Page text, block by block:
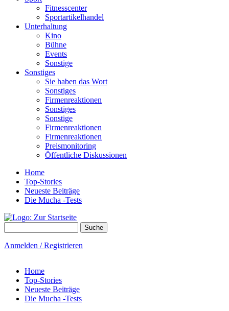
Fitnesscenter
Sportartikelhandel
Unterhaltung
Kino
Bühne
Events
Sonstige
Sonstiges
Sie haben das Wort
Sonstiges
Firmenreaktionen
Sonstiges
Sonstige
Firmenreaktionen
Firmenreaktionen
Preismonitoring
Öffentliche Diskussionen
Home
Top-Stories
Neueste Beiträge
Die Mucha -Tests
Anmelden / Registrieren
Home
Top-Stories
Neueste Beiträge
Die Mucha -Tests